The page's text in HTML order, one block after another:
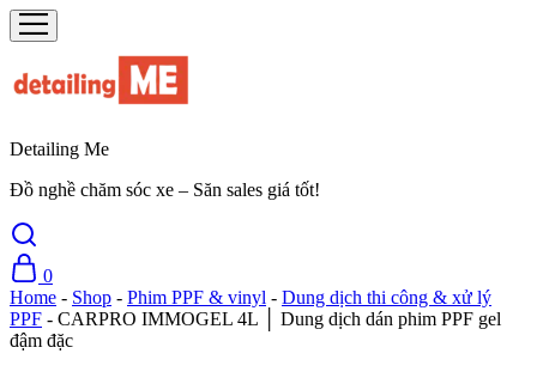
Detailing Me
Đồ nghề chăm sóc xe – Săn sales giá tốt!
0
Home - Shop - Phim PPF & vinyl - Dung dịch thi công & xử lý
PPF - CARPRO IMMOGEL 4L │ Dung dịch dán phim PPF gel
đậm đặc